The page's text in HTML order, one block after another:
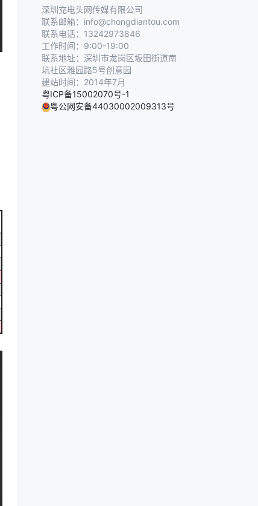
深圳充电头网传媒有限公司
联系邮箱：info@chongdiantou.com
联系电话：13242973846
工作时间：9:00-19:00
联系地址：深圳市龙岗区坂田街道南
坑社区雅园路5号创意园
建站时间：2014年7月
粤ICP备15002070号-1
粤公网安备44030002009313号